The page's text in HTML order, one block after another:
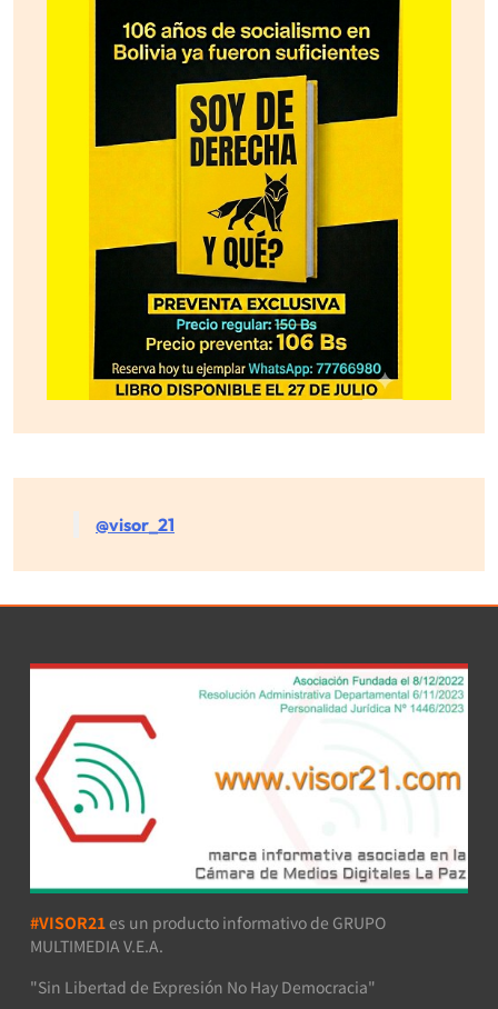
@visor_21
#VISOR21 es un producto informativo de GRUPO
MULTIMEDIA V.E.A.
"Sin Libertad de Expresión No Hay Democracia"